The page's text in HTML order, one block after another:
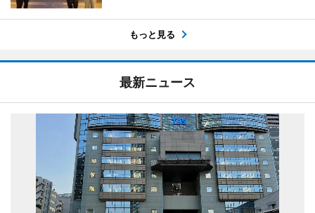
もっと見る
最新ニュース